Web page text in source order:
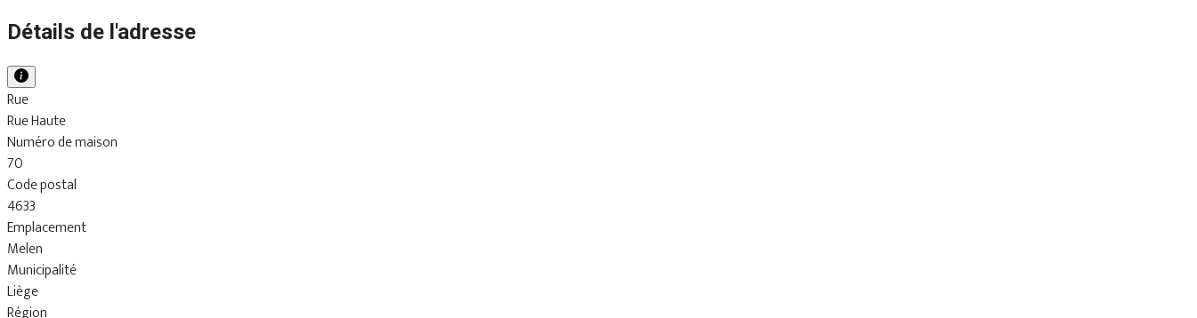
Détails de l'adresse
Rue
Rue Haute
Numéro de maison
70
Code postal
4633
Emplacement
Melen
Municipalité
Liège
Région